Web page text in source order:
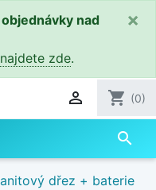
nad
najdete zde.
×
 shopping_cart (0)
search
dřez + baterie